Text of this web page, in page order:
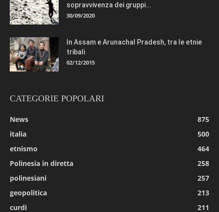
sopravvivenza dei gruppi...
30/09/2020
In Assam e Arunachal Pradesh, tra le etnie
tribali
02/12/2015
CATEGORIE POPOLARI
News
875
italia
500
etnismo
464
Polinesia in diretta
258
polinesiani
257
geopolitica
213
curdi
211